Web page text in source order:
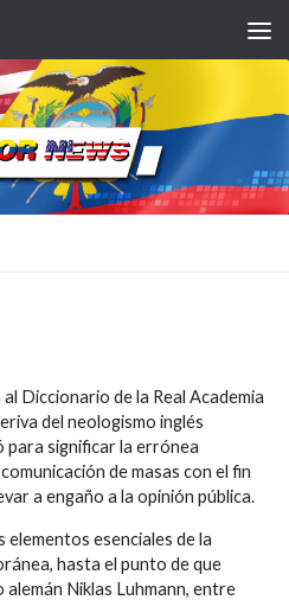
Diccionario de la Real Academia
del neologismo inglés
para significar la errónea
de masas con el fin
a engaño a la opinión pública.
elementos esenciales de la
hasta el punto de que
Niklas Luhmann, entre